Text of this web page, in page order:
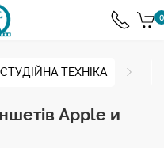
0
СТУДІЙНА ТЕХНІКА
Apple и